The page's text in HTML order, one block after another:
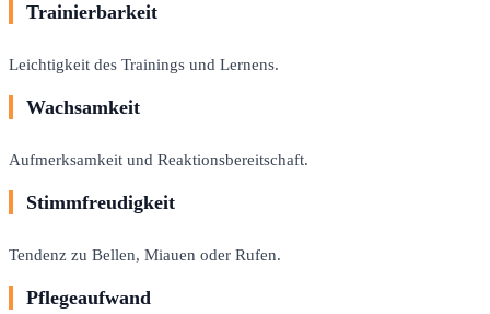
Trainierbarkeit
Leichtigkeit des Trainings und Lernens.
Wachsamkeit
Aufmerksamkeit und Reaktionsbereitschaft.
Stimmfreudigkeit
Tendenz zu Bellen, Miauen oder Rufen.
Pflegeaufwand